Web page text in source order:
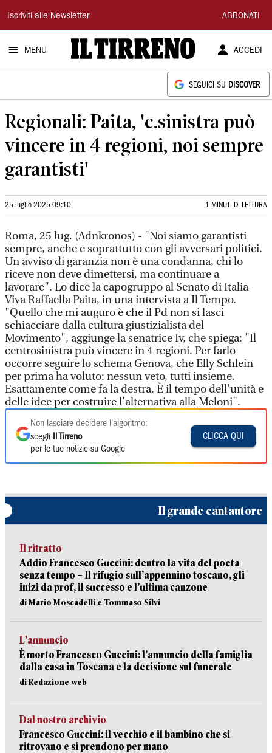
Il
Tirreno
Iscriviti alle Newsletter ABBONATI
MENU ACCEDI
SEGUICI SU DISCOVER
Regionali: Paita, 'c.sinistra può
vincere in 4 regioni, noi sempre
garantisti'
25 luglio 2025 09:10 1 MINUTI DI LETTURA
Roma, 25 lug. (Adnkronos) - "Noi siamo garantisti
sempre, anche e soprattutto con gli avversari politici.
Un avviso di garanzia non è una condanna, chi lo
riceve non deve dimettersi, ma continuare a
lavorare". Lo dice la capogruppo al Senato di Italia
Viva Raffaella Paita, in una intervista a Il Tempo.
"Quello che mi auguro è che il Pd non si lasci
schiacciare dalla cultura giustizialista del
Movimento", aggiunge la senatrice Iv, che spiega: "Il
centrosinistra può vincere in 4 regioni. Per farlo
occorre seguire lo schema Genova, che Elly Schlein
per prima ha voluto: nessun veto, tutti insieme.
Esattamente come fa la destra. È il tempo dell’unità e
delle idee per costruire l’alternativa alla Meloni".
Non lasciare decidere l'algoritmo:
scegli
Il Tirreno
per le tue notizie su Google
CLICCA QUI
Il grande cantautore
Il ritratto
Addio Francesco Guccini: dentro la vita del poeta
senza tempo – Il rifugio sull’appennino toscano, gli
inizi da prof, il successo e l’ultima canzone
di Mario Moscadelli e Tommaso Silvi
L'annuncio
È morto Francesco Guccini: l’annuncio della famiglia
dalla casa in Toscana e la decisione sul funerale
di Redazione web
Dal nostro archivio
Francesco Guccini: il vecchio e il bambino che si
ritrovano e si prendono per mano